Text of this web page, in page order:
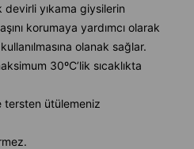
devirli yıkama giysilerin
korumaya yardımcı olarak
olanak sağlar.
30ºC’lik sıcaklıkta
tersten ütülemeniz